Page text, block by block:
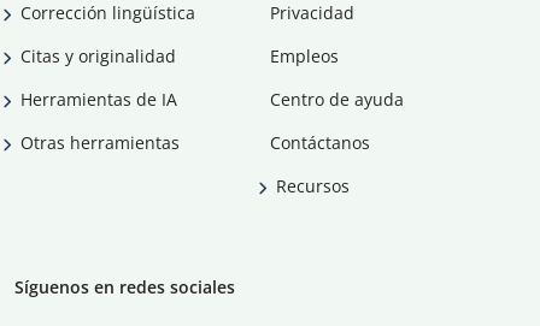
Corrección lingüística
Citas y originalidad
Herramientas de IA
Otras herramientas
Privacidad
Empleos
Centro de ayuda
Contáctanos
Recursos
Síguenos en redes sociales